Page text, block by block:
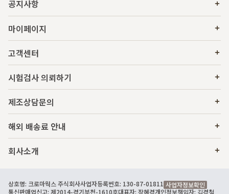
공지사항
마이페이지
고객센터
시험검사 의뢰하기
제조상담문의
해외 배송료 안내
회사소개
상호명: 크로마웍스 주식회사사업자등록번호: 130-87-01811 사업자정보확인
통신판매업신고: 제2014-경기부천-1610호대표자: 장혜경개인정보책임자: 김경철